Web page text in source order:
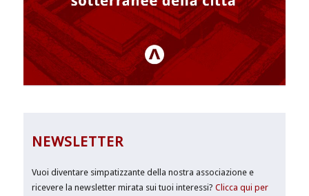
NEWSLETTER
Vuoi diventare simpatizzante della nostra associazione e
ricevere la newsletter mirata sui tuoi interessi?Clicca qui per